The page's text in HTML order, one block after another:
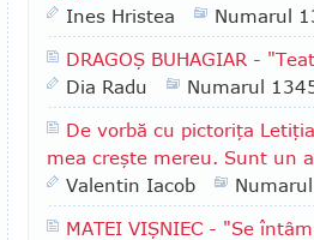
Ines Hristea
Numarul
DRAGOŞ BUHAGIAR -
Dia Radu
Numarul
De vorbă cu pictoriţa
mea creşte mereu. Sunt un
Valentin Iacob
MATEI VIŞNIEC - "Se